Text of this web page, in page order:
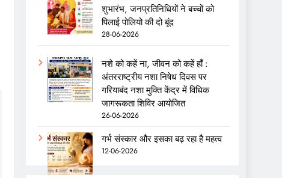
शुभारंभ, जनप्रतिनिधियों ने बच्चों को
पिलाई पोलियो की दो बूंद
28-06-2026
नशे को कहें ना, जीवन को कहें हाँ :
अंतरराष्ट्रीय नशा निषेध दिवस पर
गरियाबंद नशा मुक्ति केंद्र में विधिक
जागरूकता शिविर आयोजित
26-06-2026
गर्भ संस्कार और इसका बढ़ रहा है महत्व
12-06-2026